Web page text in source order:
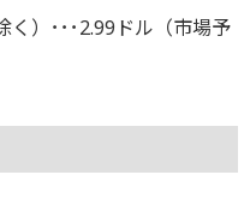
）･･･2.99ドル（市場予